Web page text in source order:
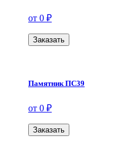
от 0 ₽
Заказать
Памятник ПС39
от 0 ₽
Заказать